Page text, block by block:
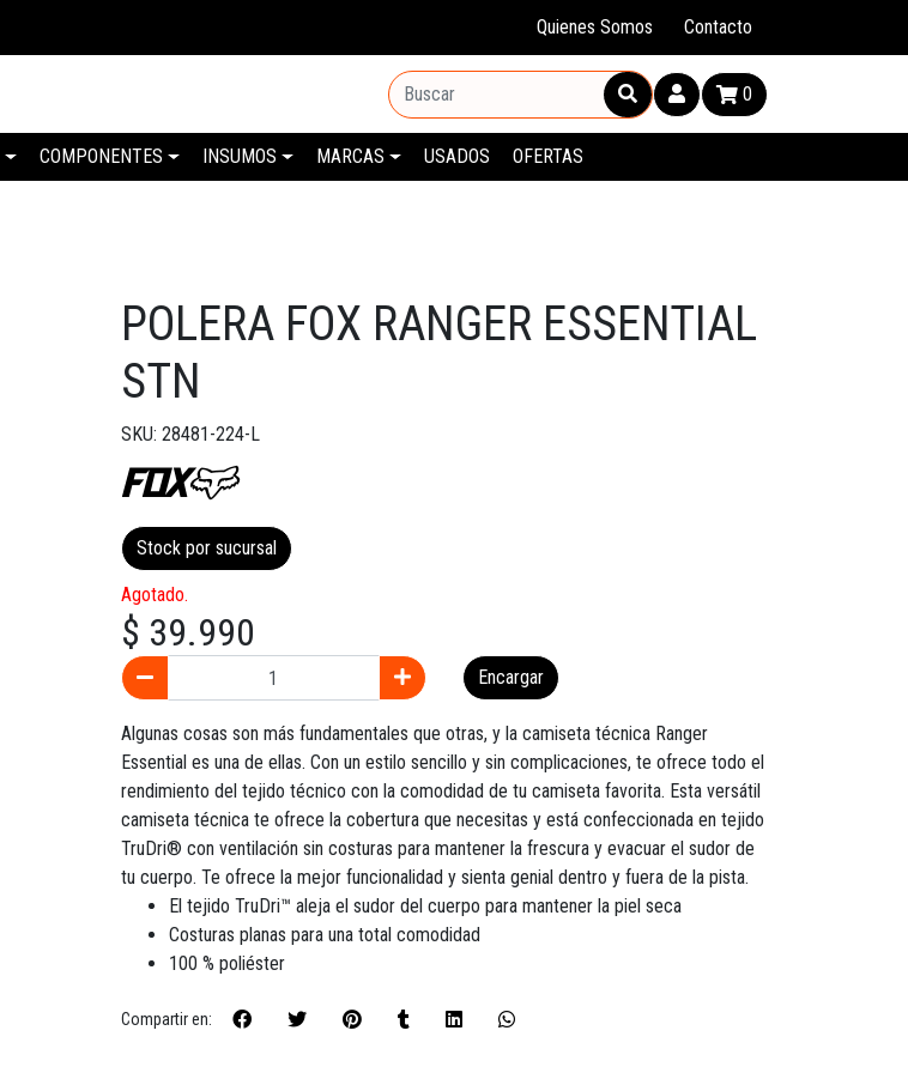
Quienes Somos Contacto
0
COMPONENTES INSUMOS MARCAS USADOS OFERTAS
POLERA FOX RANGER ESSENTIAL
STN
SKU: 28481-224-L
Stock por sucursal
Agotado.
$ 39.990
Encargar
Algunas cosas son más fundamentales que otras, y la camiseta técnica Ranger
Essential es una de ellas. Con un estilo sencillo y sin complicaciones, te ofrece todo el
rendimiento del tejido técnico con la comodidad de tu camiseta favorita. Esta versátil
camiseta técnica te ofrece la cobertura que necesitas y está confeccionada en tejido
TruDri® con ventilación sin costuras para mantener la frescura y evacuar el sudor de
tu cuerpo. Te ofrece la mejor funcionalidad y sienta genial dentro y fuera de la pista.
El tejido TruDri™ aleja el sudor del cuerpo para mantener la piel seca
Costuras planas para una total comodidad
100 % poliéster
Compartir en: